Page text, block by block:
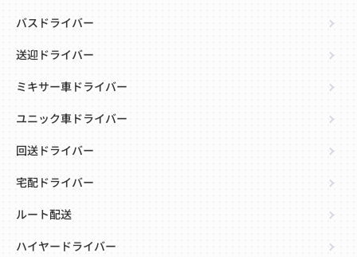
バスドライバー
送迎ドライバー
ミキサー車ドライバー
ユニック車ドライバー
回送ドライバー
宅配ドライバー
ルート配送
ハイヤードライバー